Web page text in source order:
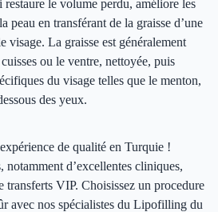
le volume perdu, améliore les
peau en transférant de la graisse d’une
visage. La graisse est généralement
ou le ventre, nettoyée, puis
du visage telles que le menton,
des yeux.
de qualité en Turquie !
notamment d’excellentes cliniques,
transferts VIP. Choisissez un procedure
avec nos spécialistes du Lipofilling du